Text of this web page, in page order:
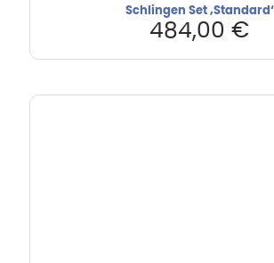
Schlingen Set ‚Standard‘
484,00 €